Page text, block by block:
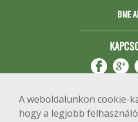
A weboldalunkon cookie-
hogy a legjobb
BME